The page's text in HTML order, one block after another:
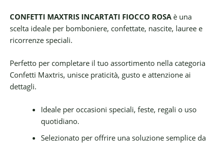
CONFETTI MAXTRIS INCARTATI FIOCCO ROSA è una
scelta ideale per bomboniere, confettate, nascite, lauree e
ricorrenze speciali.
Perfetto per completare il tuo assortimento nella categoria
Confetti Maxtris, unisce praticità, gusto e attenzione ai
dettagli.
Ideale per occasioni speciali, feste, regali o uso
quotidiano.
Selezionato per offrire una soluzione semplice da